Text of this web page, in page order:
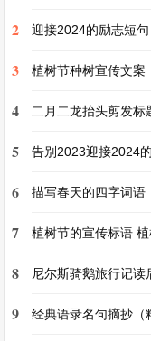
尝奏荐某人为某
他曾经上奏推荐
2 迎接2024的励志短
3 植树节种树宣传文案
4 二月二龙抬头剪发标
5 告别2023迎接2024
6 描写春天的四字词语
7 植树节的宣传标语
8 尼尔斯骑鹅旅行记读
9 经典语录名句摘抄（